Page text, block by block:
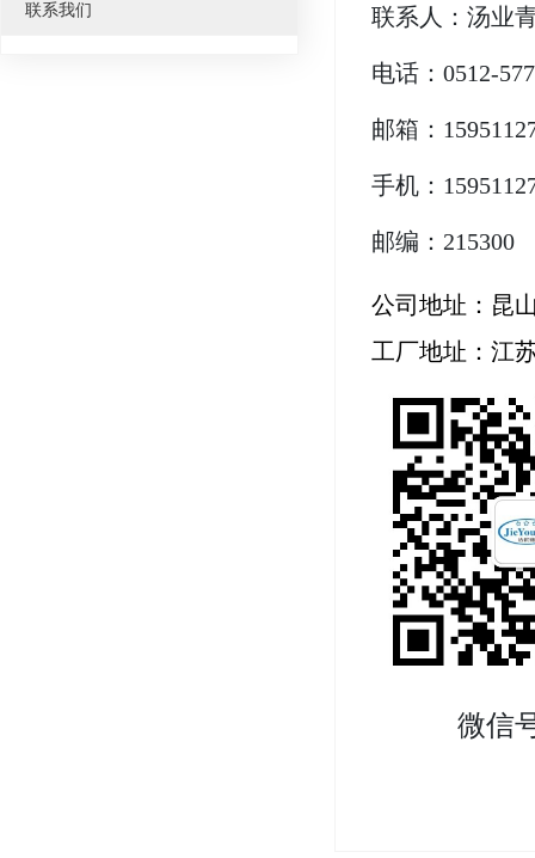
联系我们 联系人：汤业
电话：0512-
邮箱：
手机：
邮编：215300
公司地址：昆
工厂地址：江
微信